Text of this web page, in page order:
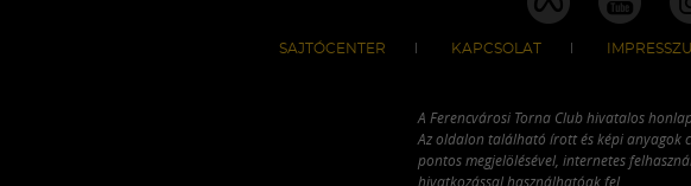
SAJTÓCENTER KAPCSOLAT
A Ferencvárosi Torna Club hivatalos
Az oldalon található írott és képi anyagok
pontos megjelölésével, internetes
hivatkozással használhatóak fel.